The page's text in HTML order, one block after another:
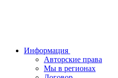
Информация
Авторские права
Мы в регионах